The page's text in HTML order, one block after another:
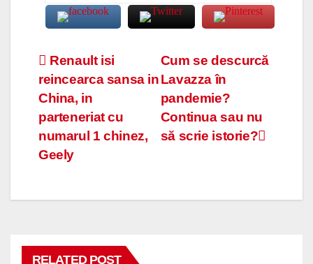
Navigare
în
articole
Cum se descurcă
Lavazza în
pandemie?
Continua sau nu
să scrie istorie?
Renault isi
reincearca sansa in
China, in
parteneriat cu
numarul 1 chinez,
Geely
RELATED POST